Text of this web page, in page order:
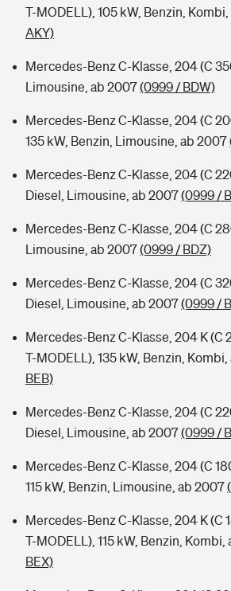
T-MODELL), 105 kW, Benzin,
AKY)
Mercedes-Benz C-Klasse, 204 (C
Limousine, ab 2007(0999 / BDW)
Mercedes-Benz C-Klasse, 204 (C
135 kW, Benzin, Limousine, ab 2007
Mercedes-Benz C-Klasse, 204 (C
Diesel, Limousine, ab 2007(0999 /
Mercedes-Benz C-Klasse, 204 (C
Limousine, ab 2007(0999 / BDZ)
Mercedes-Benz C-Klasse, 204 (C
Diesel, Limousine, ab 2007(0999 /
Mercedes-Benz C-Klasse, 204 K (C
T-MODELL), 135 kW, Benzin,
BEB)
Mercedes-Benz C-Klasse, 204 (C
Diesel, Limousine, ab 2007(0999 /
Mercedes-Benz C-Klasse, 204 (C
115 kW, Benzin, Limousine, ab 2007
Mercedes-Benz C-Klasse, 204 K (C
T-MODELL), 115 kW, Benzin, Kombi,
BEX)